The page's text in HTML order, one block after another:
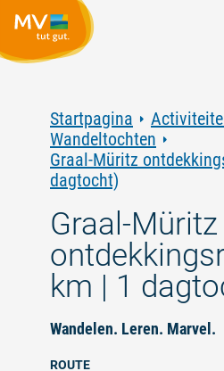
Startpagina
Wandeltochten
Graal-Müritz
dagtocht)
Graal-Müritz
km | 1
Wandelen. Leren. Marvel.
ROUTE